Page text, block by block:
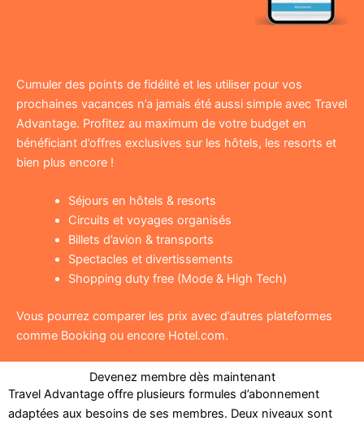
Cumuler des points de fidélité et les utiliser pour vos
prochaines vacances n’a jamais été aussi simple avec Travel
Advantage. Profitez au maximum de votre budget en
bénéficiant d’offres exclusives sur les hôtels, les resorts et
bien plus encore !
Séjours en hôtels & resorts
Circuits et voyages organisés
Billets d’avion & transports
Spectacles et divertissements
Shopping duty free (Mode & High Tech)
Vous pourrez comparer les prix avec d’autres plateformes
comme Booking ou encore Hotel.com.
Devenez membre dès maintenant
Travel Advantage offre plusieurs formules d’abonnement
adaptées aux besoins de ses membres. Deux niveaux sont